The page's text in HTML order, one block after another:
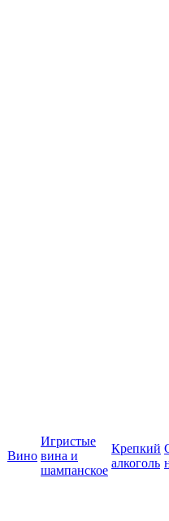
Вино
Игристые
вина и
шампанское
Крепкий
алкоголь